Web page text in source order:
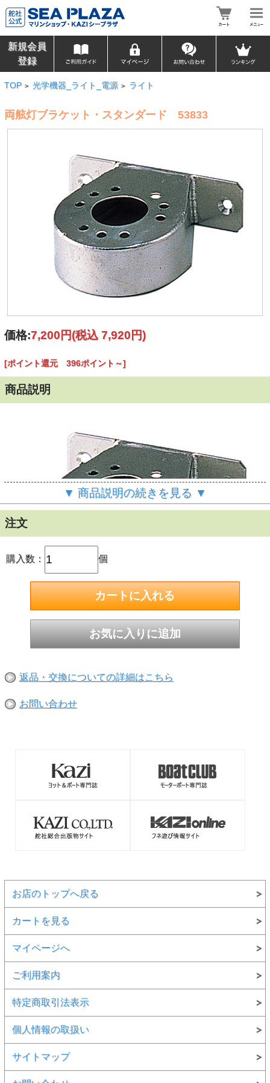
新規会員
登録
TOP > 光学機器_ライト_電源 > ライト
両舷灯ブラケット・スタンダード 53833
価格:7,200円(税込 7,920円)
[ポイント還元 396ポイント～]
商品説明
錆に強い304ステンレスを使用しています。
●取り寄せ商品です。1週間ほどかかります
▼ 商品説明の続きを見る ▼
注文
購入数： 個
返品・交換についての詳細はこちら
お問い合わせ
お店のトップへ戻る
カートを見る
マイページへ
ご利用案内
特定商取引法表示
個人情報の取扱い
サイトマップ